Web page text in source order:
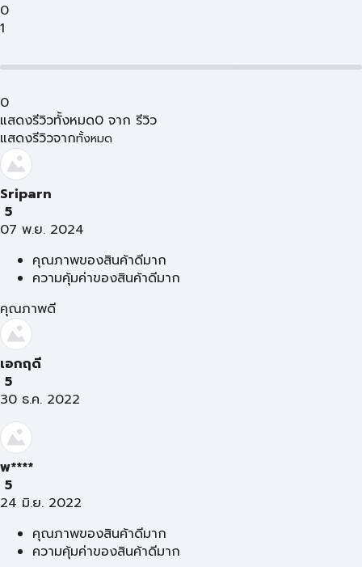
0
1
0
แสดงรีวิวทั้งหมด0 จาก รีวิว
แสดงรีวิวจากทั้งหมด
Sriparn
5
07 พ.ย. 2024
คุณภาพของสินค้าดีมาก
ความคุ้มค่าของสินค้าดีมาก
คุณภาพดี
เอกฤดี
5
30 ธ.ค. 2022
พ****
5
24 มิ.ย. 2022
คุณภาพของสินค้าดีมาก
ความคุ้มค่าของสินค้าดีมาก